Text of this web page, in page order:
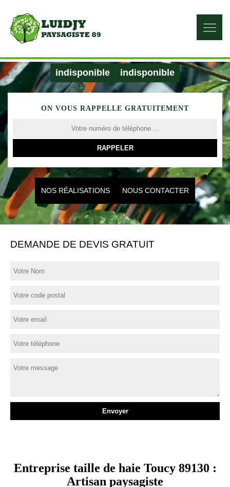
indisponible indisponible
ON VOUS RAPPELLE GRATUITEMENT
NOS RÉALISATIONS NOUS CONTACTER
DEMANDE DE DEVIS GRATUIT
Entreprise taille de haie Toucy 89130 :
Artisan paysagiste